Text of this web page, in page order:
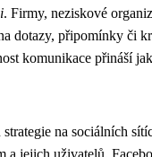
. Firmy, neziskové
dotazy, připomínky či
komunikace přináší
na sociálních